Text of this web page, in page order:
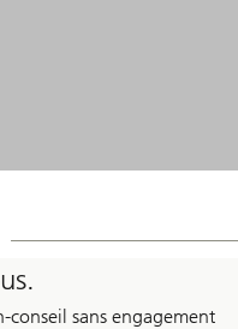
conseil sans engagement